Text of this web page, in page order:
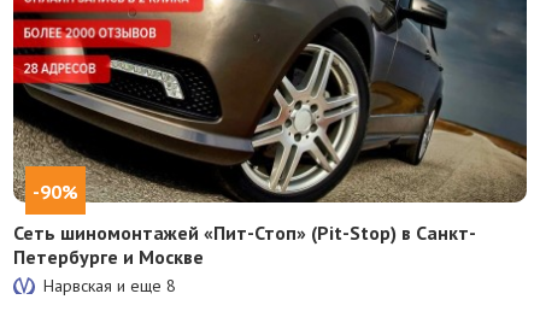
-90%
Сеть шиномонтажей «Пит-Стоп» (Pit-Stop) в Санкт-
Петербурге и Москве
Нарвская и еще8